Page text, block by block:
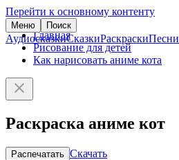
Перейти к основному контенту
Меню Поиск
АудиосказкиСказкиРаскраскиПесни
Главная
Рисование для детей
Как нарисовать аниме кота
Раскраска аниме кот
Распечатать Скачать